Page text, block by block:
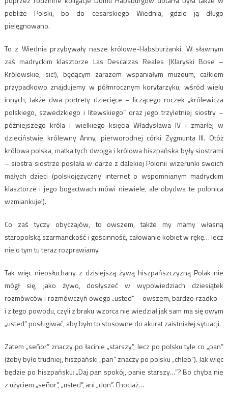
pobliże Polski, bo do cesarskiego Wiednia, gdzie ją długo
pielęgnowano.
To z Wiednia przybywały nasze królowe-Habsburżanki. W sławnym
zaś madryckim klasztorze Las Descalzas Reales (Klaryski Bose –
Królewskie, sic!), będącym zarazem wspaniałym muzeum, całkiem
przypadkowo znajdujemy w półmrocznym korytarzyku, wśród wielu
innych, także dwa portrety dziecięce – liczącego roczek „królewicza
polskiego, szwedzkiego i litewskiego” oraz jego trzyletniej siostry –
późniejszego króla i wielkiego księcia Władysława IV i zmarłej w
dzieciństwie królewny Anny, pierworodnej córki Zygmunta III. Otóż
królowa polska, matka tych dwojga i królowa hiszpańska były siostrami
– siostra siostrze posłała w darze z dalekiej Polonii wizerunki swoich
małych dzieci (polskojęzyczny internet o wspomnianym madryckim
klasztorze i jego bogactwach mówi niewiele, ale obydwa te polonica
wzmiankuje!).
Co zaś tyczy obyczajów, to owszem, także my mamy własną
staropolską szarmanckość i gościnność, całowanie kobiet w rękę… lecz
nie o tym tu teraz rozprawiamy.
Tak więc nieosłuchany z dzisiejszą żywą hiszpańszczyzną Polak nie
mógł się, jako żywo, dosłyszeć w wypowiedziach dziesiątek
rozmówców i rozmówczyń owego „usted” – owszem, bardzo rzadko –
i z tego powodu, czyli z braku wzorca nie wiedział jak sam ma się owym
„usted” posługiwać, aby było to stosowne do akurat zaistniałej sytuacji.
Zatem „señor” znaczy po łacinie „starszy”, lecz po polsku tyle co „pan”
(żeby było trudniej, hiszpański „pan” znaczy po polsku „chleb”). Jak więc
będzie po hiszpańsku: „Daj pan spokój, panie starszy…”? Bo chyba nie
z użyciem „señor”, „usted”, ani „don”. Chociaż…